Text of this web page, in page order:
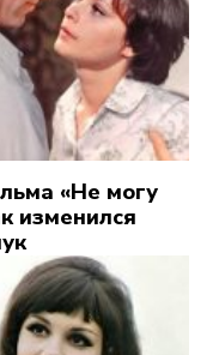
«Не могу
изменился